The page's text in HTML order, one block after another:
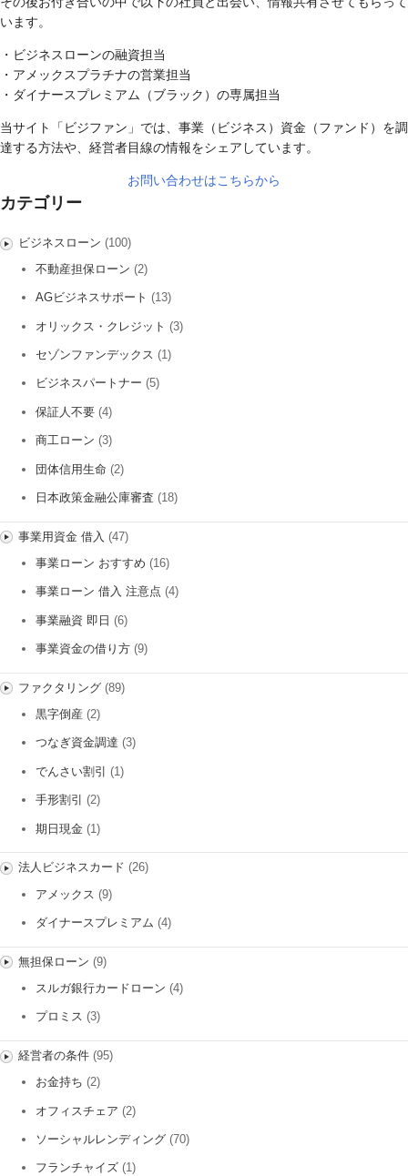
います。
・ビジネスローンの融資担当
・アメックスプラチナの営業担当
・ダイナースプレミアム（ブラック）の専属担当
当サイト「ビジファン」では、事業（ビジネス）資金（ファンド）を調
達する方法や、経営者目線の情報をシェアしています。
お問い合わせはこちらから
カテゴリー
ビジネスローン (100)
不動産担保ローン (2)
AGビジネスサポート (13)
オリックス・クレジット (3)
セゾンファンデックス (1)
ビジネスパートナー (5)
保証人不要 (4)
商工ローン (3)
団体信用生命 (2)
日本政策金融公庫審査 (18)
事業用資金 借入 (47)
事業ローン おすすめ (16)
事業ローン 借入 注意点 (4)
事業融資 即日 (6)
事業資金の借り方 (9)
ファクタリング(89)
黒字倒産 (2)
つなぎ資金調達 (3)
でんさい割引 (1)
手形割引 (2)
期日現金 (1)
法人ビジネスカード (26)
アメックス (9)
ダイナースプレミアム (4)
無担保ローン (9)
スルガ銀行カードローン (4)
プロミス (3)
経営者の条件(95)
お金持ち (2)
オフィスチェア (2)
ソーシャルレンディング (70)
フランチャイズ (1)